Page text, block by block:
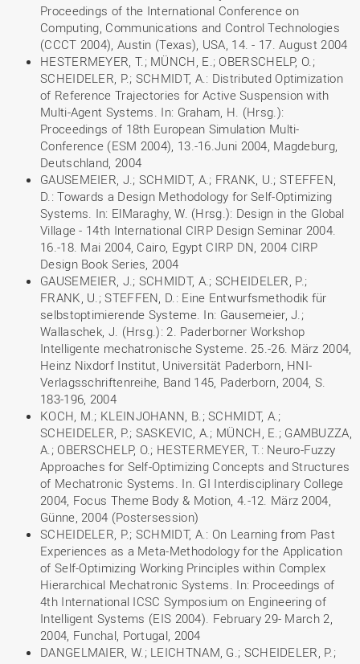
Proceedings of the International Conference on
Computing, Communications and Control Technologies
(CCCT 2004), Austin (Texas), USA, 14. - 17. August 2004
HESTERMEYER, T.; MÜNCH, E.; OBERSCHELP, O.;
SCHEIDELER, P.; SCHMIDT, A.: Distributed Optimization
of Reference Trajectories for Active Suspension with
Multi-Agent Systems. In: Graham, H. (Hrsg.):
Proceedings of 18th European Simulation Multi-
Conference (ESM 2004), 13.-16.Juni 2004, Magdeburg,
Deutschland, 2004
GAUSEMEIER, J.; SCHMIDT, A.; FRANK, U.; STEFFEN,
D.: Towards a Design Methodology for Self-Optimizing
Systems. In: ElMaraghy, W. (Hrsg.): Design in the Global
Village - 14th International CIRP Design Seminar 2004.
16.-18. Mai 2004, Cairo, Egypt CIRP DN, 2004 CIRP
Design Book Series, 2004
GAUSEMEIER, J.; SCHMIDT, A.; SCHEIDELER, P.;
FRANK, U.; STEFFEN, D.: Eine Entwurfsmethodik für
selbstoptimierende Systeme. In: Gausemeier, J.;
Wallaschek, J. (Hrsg.): 2. Paderborner Workshop
Intelligente mechatronische Systeme. 25.-26. März 2004,
Heinz Nixdorf Institut, Universität Paderborn, HNI-
Verlagsschriftenreihe, Band 145, Paderborn, 2004, S.
183-196, 2004
KOCH, M.; KLEINJOHANN, B.; SCHMIDT, A.;
SCHEIDELER, P.; SASKEVIC, A.; MÜNCH, E.; GAMBUZZA,
A.; OBERSCHELP, O.; HESTERMEYER, T.: Neuro-Fuzzy
Approaches for Self-Optimizing Concepts and Structures
of Mechatronic Systems. In. GI Interdisciplinary College
2004, Focus Theme Body & Motion, 4.-12. März 2004,
Günne, 2004 (Postersession)
SCHEIDELER, P.; SCHMIDT, A.: On Learning from Past
Experiences as a Meta-Methodology for the Application
of Self-Optimizing Working Principles within Complex
Hierarchical Mechatronic Systems. In: Proceedings of
4th International ICSC Symposium on Engineering of
Intelligent Systems (EIS 2004). February 29- March 2,
2004, Funchal, Portugal, 2004
DANGELMAIER, W.; LEICHTNAM, G.; SCHEIDELER, P.;